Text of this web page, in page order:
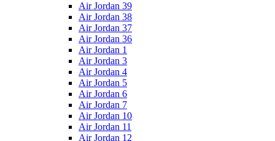
Air Jordan 39
Air Jordan 38
Air Jordan 37
Air Jordan 36
Air Jordan 1
Air Jordan 3
Air Jordan 4
Air Jordan 5
Air Jordan 6
Air Jordan 7
Air Jordan 10
Air Jordan 11
Air Jordan 12